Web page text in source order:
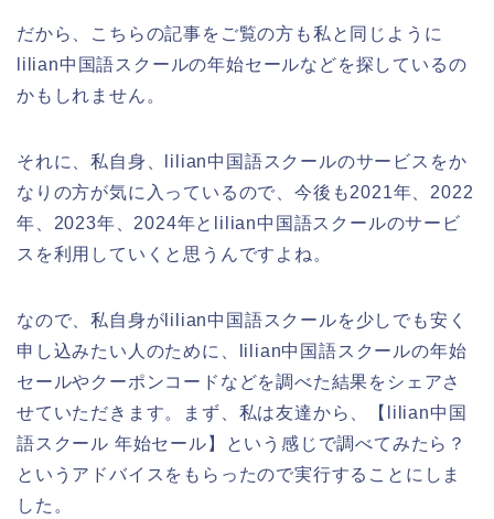
だから、こちらの記事をご覧の方も私と同じように
lilian中国語スクールの年始セールなどを探しているの
かもしれません。
それに、私自身、lilian中国語スクールのサービスをか
なりの方が気に入っているので、今後も2021年、2022
年、2023年、2024年とlilian中国語スクールのサービ
スを利用していくと思うんですよね。
なので、私自身がlilian中国語スクールを少しでも安く
申し込みたい人のために、lilian中国語スクールの年始
セールやクーポンコードなどを調べた結果をシェアさ
せていただきます。まず、私は友達から、【lilian中国
語スクール 年始セール】という感じで調べてみたら？
というアドバイスをもらったので実行することにしま
した。